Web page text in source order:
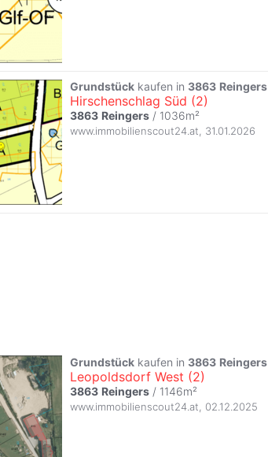
Grundstück kaufen in 3863 Reingers
Hirschenschlag Süd (2)
3863 Reingers / 1036m²
www.immobilienscout24.at 31.01.2026
Grundstück kaufen in 3863 Reingers
Leopoldsdorf West (2)
3863 Reingers / 1146m²
www.immobilienscout24.at 02.12.2025